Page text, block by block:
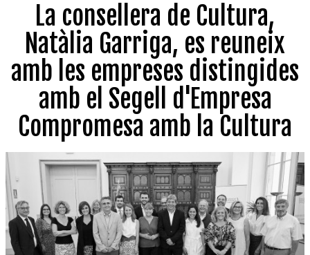
La consellera de Cultura,
Natàlia Garriga, es reuneix
amb les empreses distingides
amb el Segell d'Empresa
Compromesa amb la Cultura